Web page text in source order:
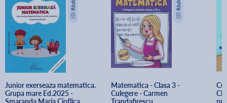
Junior exerseaza matematica.
Grupa mare Ed.2025 -
Matematica - Clasa 3 -
Culegere - Carmen